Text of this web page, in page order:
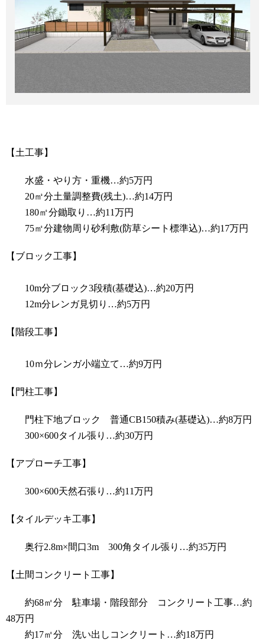
【土工事】
水盛・やり方・重機…約5万円
20㎥分土量調整費(残土)…約14万円
180㎡分鋤取り…約11万円
75㎡分建物周り砂利敷(防草シート標準込)…約17万円
【ブロック工事】
10m分ブロック3段積(基礎込)…約20万円
12m分レンガ見切り…約5万円
【階段工事】
10ｍ分レンガ小端立て…約9万円
【門柱工事】
門柱下地ブロック 普通CB150積み(基礎込)…約8万円
300×600タイル張り…約30万円
【アプローチ工事】
300×600天然石張り…約11万円
【タイルデッキ工事】
奥行2.8m×間口3m 300角タイル張り…約35万円
【土間コンクリート工事】
約68㎡分 駐車場・階段部分 コンクリート工事…約
48万円
約17㎡分 洗い出しコンクリート…約18万円